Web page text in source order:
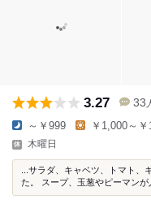
3.27 33
～￥999 ￥1,000～
木曜日
...サラダ、キャベツ、トマト
た。 スープ、玉葱やピーマンが